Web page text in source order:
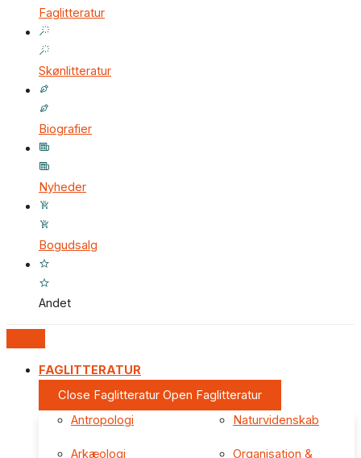
Faglitteratur
Skønlitteratur
Biografier
Nyheder
Bogudsalg
Andet
FAGLITTERATUR
Close Faglitteratur Open Faglitteratur
Antropologi
Arkæologi
Naturvidenskab
Organisation &